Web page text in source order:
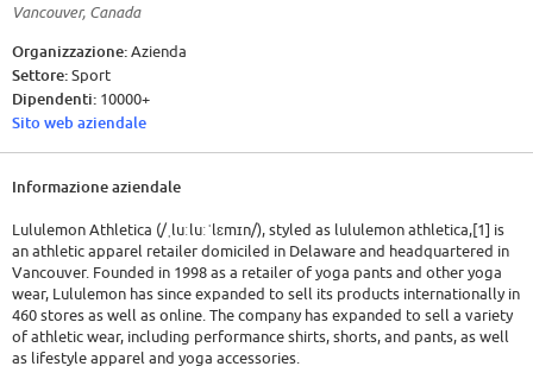
Vancouver, Canada
Organizzazione:Azienda
Settore:Sport
Dipendenti: 10000+
Sito web aziendale
Informazione aziendale
Lululemon Athletica (/ˌluːluːˈlɛmɪn/), styled as lululemon athletica,[1] is
an athletic apparel retailer domiciled in Delaware and headquartered in
Vancouver. Founded in 1998 as a retailer of yoga pants and other yoga
wear, Lululemon has since expanded to sell its products internationally in
460 stores as well as online. The company has expanded to sell a variety
of athletic wear, including performance shirts, shorts, and pants, as well
as lifestyle apparel and yoga accessories.